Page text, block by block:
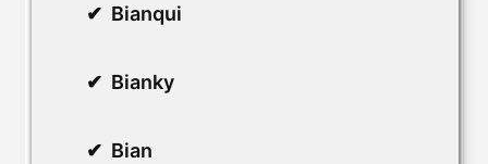
Bianqui
Bianky
Bian